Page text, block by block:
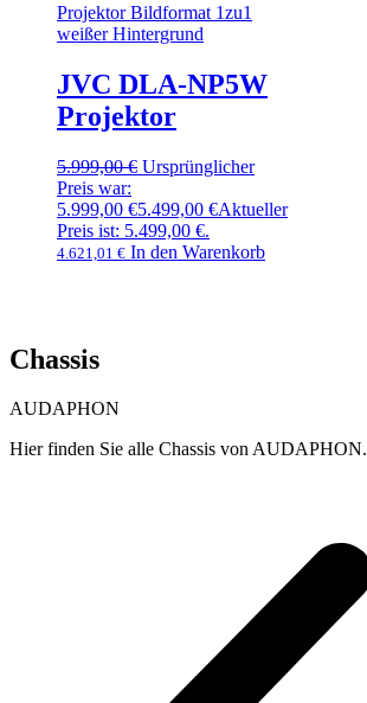
JVC DLA-NP5W
Projektor
5.999,00€ Ursprünglicher
Preis war:
5.999,00 €5.499,00 €Aktueller
Preis ist: 5.499,00 €.
4.621,01 € In den Warenkorb
Chassis
AUDAPHON
Hier finden Sie alle Chassis von AUDAPHON.